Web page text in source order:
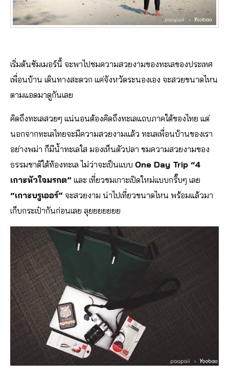
เริ่มต้นซัมเมอร์นี้ จะพาไปชมความสวยงามของทะเลของประเทศ
เพื่อนบ้าน เดินทางสะดวก แค่จังหวัดระนองเอง จะสวยขนาดไหน
ตามแอดมาดูกันเลย
คิดถึงทะเลสวยๆ แน่นอนต้องคิดถึงทะเลแถบภาคใต้ของไทย แต่
นอกจากทะเลไทยจะมีความสวยงามแล้ว ทะเลเพื่อนบ้านของเรา
อย่างพม่า ก็มีน้ำทะเลใส มองเห็นตัวปลา ชมความสวยงามของ
ธรรมชาติใต้ท้องทะเล ไม่ว่าจะเป็นแบบ One Day Trip “4
เกาะหัวใจมรกต” และ เที่ยวชมเกาะเปิดใหม่แบบกริ๊บๆ เลย
“เกาะบรูเออร์” จะสวยงาม น่าไปเที่ยวขนาดไหน พร้อมแล้วมา
เก็บกระเป๋ากันก่อนเลย ลุยยยยยยย